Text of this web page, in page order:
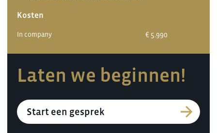
Kosten
In company € 5.990
Laten we beginnen!
Start een gesprek